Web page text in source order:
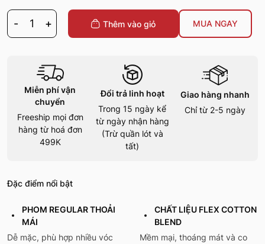
- 1 + Thêm vào giỏ MUA NGAY
Miễn phí vận
chuyển
Freeship mọi đơn
hàng từ hoá đơn
499K
Đổi trả linh hoạt
Trong 15 ngày kể
từ ngày nhận hàng
(Trừ quần lót và
tất)
Giao hàng nhanh
Chỉ từ 2-5 ngày
Đặc điểm nổi bật
PHOM REGULAR THOẢI
MÁI
Dễ mặc, phù hợp nhiều vóc
CHẤT LIỆU FLEX COTTON
BLEND
Mềm mại, thoáng mát và co